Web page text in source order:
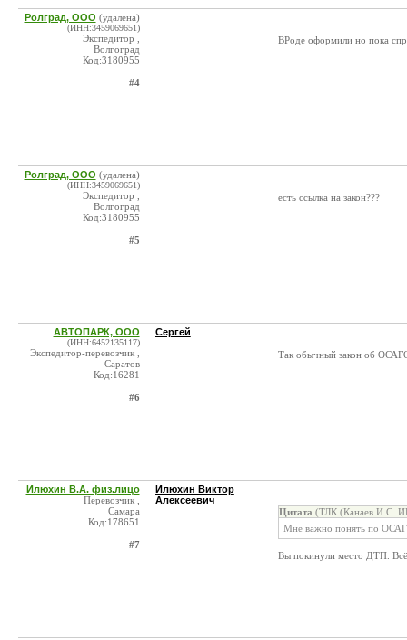
Ролград, ООО (удалена)
(ИНН:3459069651)
Экспедитор ,
Волгоград
Код:3180955
#4
ВРоде оформили но пока
Ролград, ООО (удалена)
(ИНН:3459069651)
Экспедитор ,
Волгоград
Код:3180955
#5
есть ссылка на закон???
АВТОПАРК, ООО
(ИНН:6452135117)
Экспедитор-перевозчик ,
Саратов
Код:16281
#6
Сергей
Так обычный закон об
Илюхин В.А. физ.лицо
Перевозчик ,
Самара
Код:178651
#7
Илюхин Виктор
Алексеевич
Цитата (ТЛК (Канаев И.С.
Мне важно понять по
Вы покинули место ДТП.